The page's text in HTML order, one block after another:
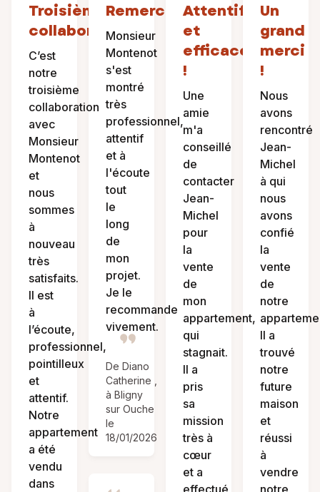
Troisième
collaboration
C’est
notre
troisième
collaboration
avec
Monsieur
Montenot
et
nous
sommes
à
nouveau
très
satisfaits.
Il est
à
l’écoute,
professionnel,
pointilleux
et
attentif.
Notre
appartement
a été
vendu
dans
Remerciement
Monsieur
Montenot
s'est
montré
très
professionnel,
attentif
et à
l'écoute
tout
le
long
de
mon
projet.
Je le
recommande
vivement.
De Diano
Catherine ,
à Bligny
sur Ouche
le
18/01/2026
Attentif
et
efficace
!
Une
amie
m'a
conseillé
de
contacter
Jean-
Michel
pour
la
vente
de
mon
appartement,
qui
stagnait.
Il a
pris
sa
mission
très à
cœur
et a
effectué
Un
grand
merci
!
Nous
avons
rencontré
Jean-
Michel
à qui
nous
avons
confié
la
vente
de
notre
Il a
trouvé
notre
future
maison
et
réussi
à
vendre
notre